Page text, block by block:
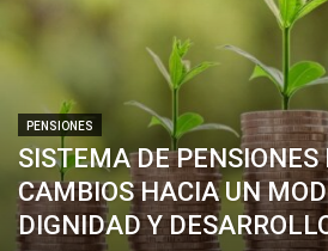
PENSIONES
SISTEMA DE PENSIONES
CAMBIOS HACIA UN
DIGNIDAD Y